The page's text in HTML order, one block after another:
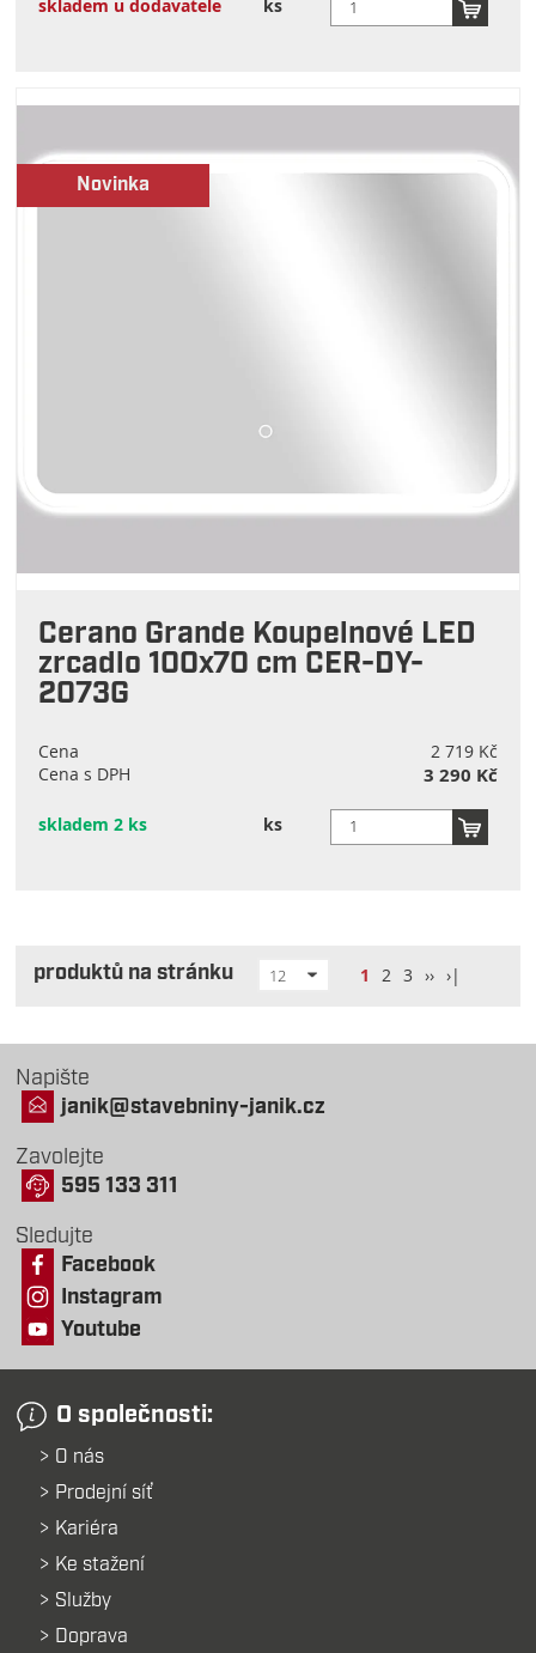
skladem u dodavatele ks
Novinka
Cerano Grande Koupelnové LED
zrcadlo 100x70 cm CER-DY-
2073G
Cena
2 719 Kč
Cena s DPH
3 290 Kč
skladem 2 ks ks
produktů na stránku 12 1 2 3 ›› ›|
Napište
janik@stavebniny-janik.cz
Zavolejte
595 133 311
Sledujte
Facebook
Instagram
Youtube
O společnosti:
O nás
Prodejní síť
Kariéra
Ke stažení
Služby
Doprava